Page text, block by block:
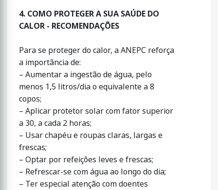
4. COMO PROTEGER A SUA SAÚDE DO
CALOR - RECOMENDAÇÕES
Para se proteger do calor, a ANEPC reforça
a importância de:
– Aumentar a ingestão de água, pelo
menos 1,5 litros/dia o equivalente a 8
copos;
– Aplicar protetor solar com fator superior
a 30, a cada 2 horas;
– Usar chapéu e roupas claras, largas e
frescas;
– Optar por refeições leves e frescas;
– Refrescar-se com água ao longo do dia;
– Ter especial atenção com doentes